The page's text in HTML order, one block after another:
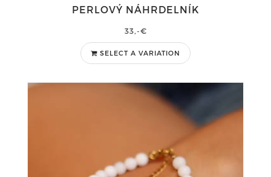
PERLOVÝ NÁHRDELNÍK
33,-€
SELECT A VARIATION